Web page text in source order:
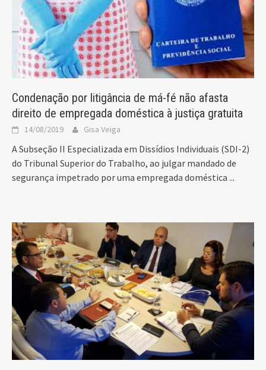
Condenação por litigância de má-fé não afasta
direito de empregada doméstica à justiça gratuita
14/08/2019 Gisa Veiga
A Subseção II Especializada em Dissídios Individuais (SDI-2)
do Tribunal Superior do Trabalho, ao julgar mandado de
segurança impetrado por uma empregada doméstica ...